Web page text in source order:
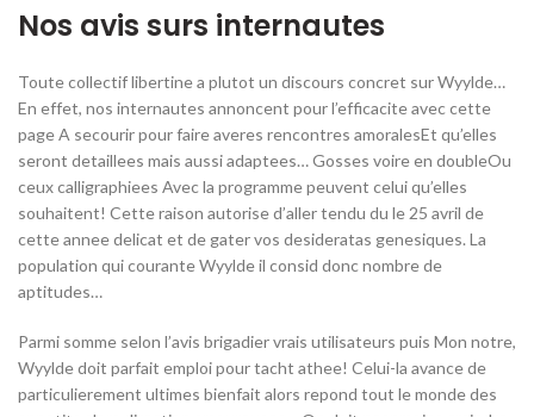
Nos avis surs internautes
Toute collectif libertine a plutot un discours concret sur Wyylde…
En effet, nos internautes annoncent pour l’efficacite avec cette
page A secourir pour faire averes rencontres amoralesEt qu’elles
seront detaillees mais aussi adaptees… Gosses voire en doubleOu
ceux calligraphiees Avec la programme peuvent celui qu’elles
souhaitent! Cette raison autorise d’aller tendu du le 25 avril de
cette annee delicat et de gater vos desideratas genesiques. La
population qui courante Wyylde il consid donc nombre de
aptitudes…
Parmi somme selon l’avis brigadier vrais utilisateurs puis Mon notre,
Wyylde doit parfait emploi pour tacht athee! Celui-la avance de
particulierement ultimes bienfait alors repond tout le monde des